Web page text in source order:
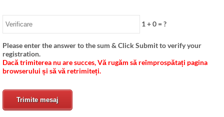
1 +0= ?
Please enter the answer to the sum & Click Submit to verify your
registration.
Dacă trimiterea nu are succes, Vă rugăm să reîmprospătați pagina
browserului și să vă retrimiteți.
Trimite mesaj